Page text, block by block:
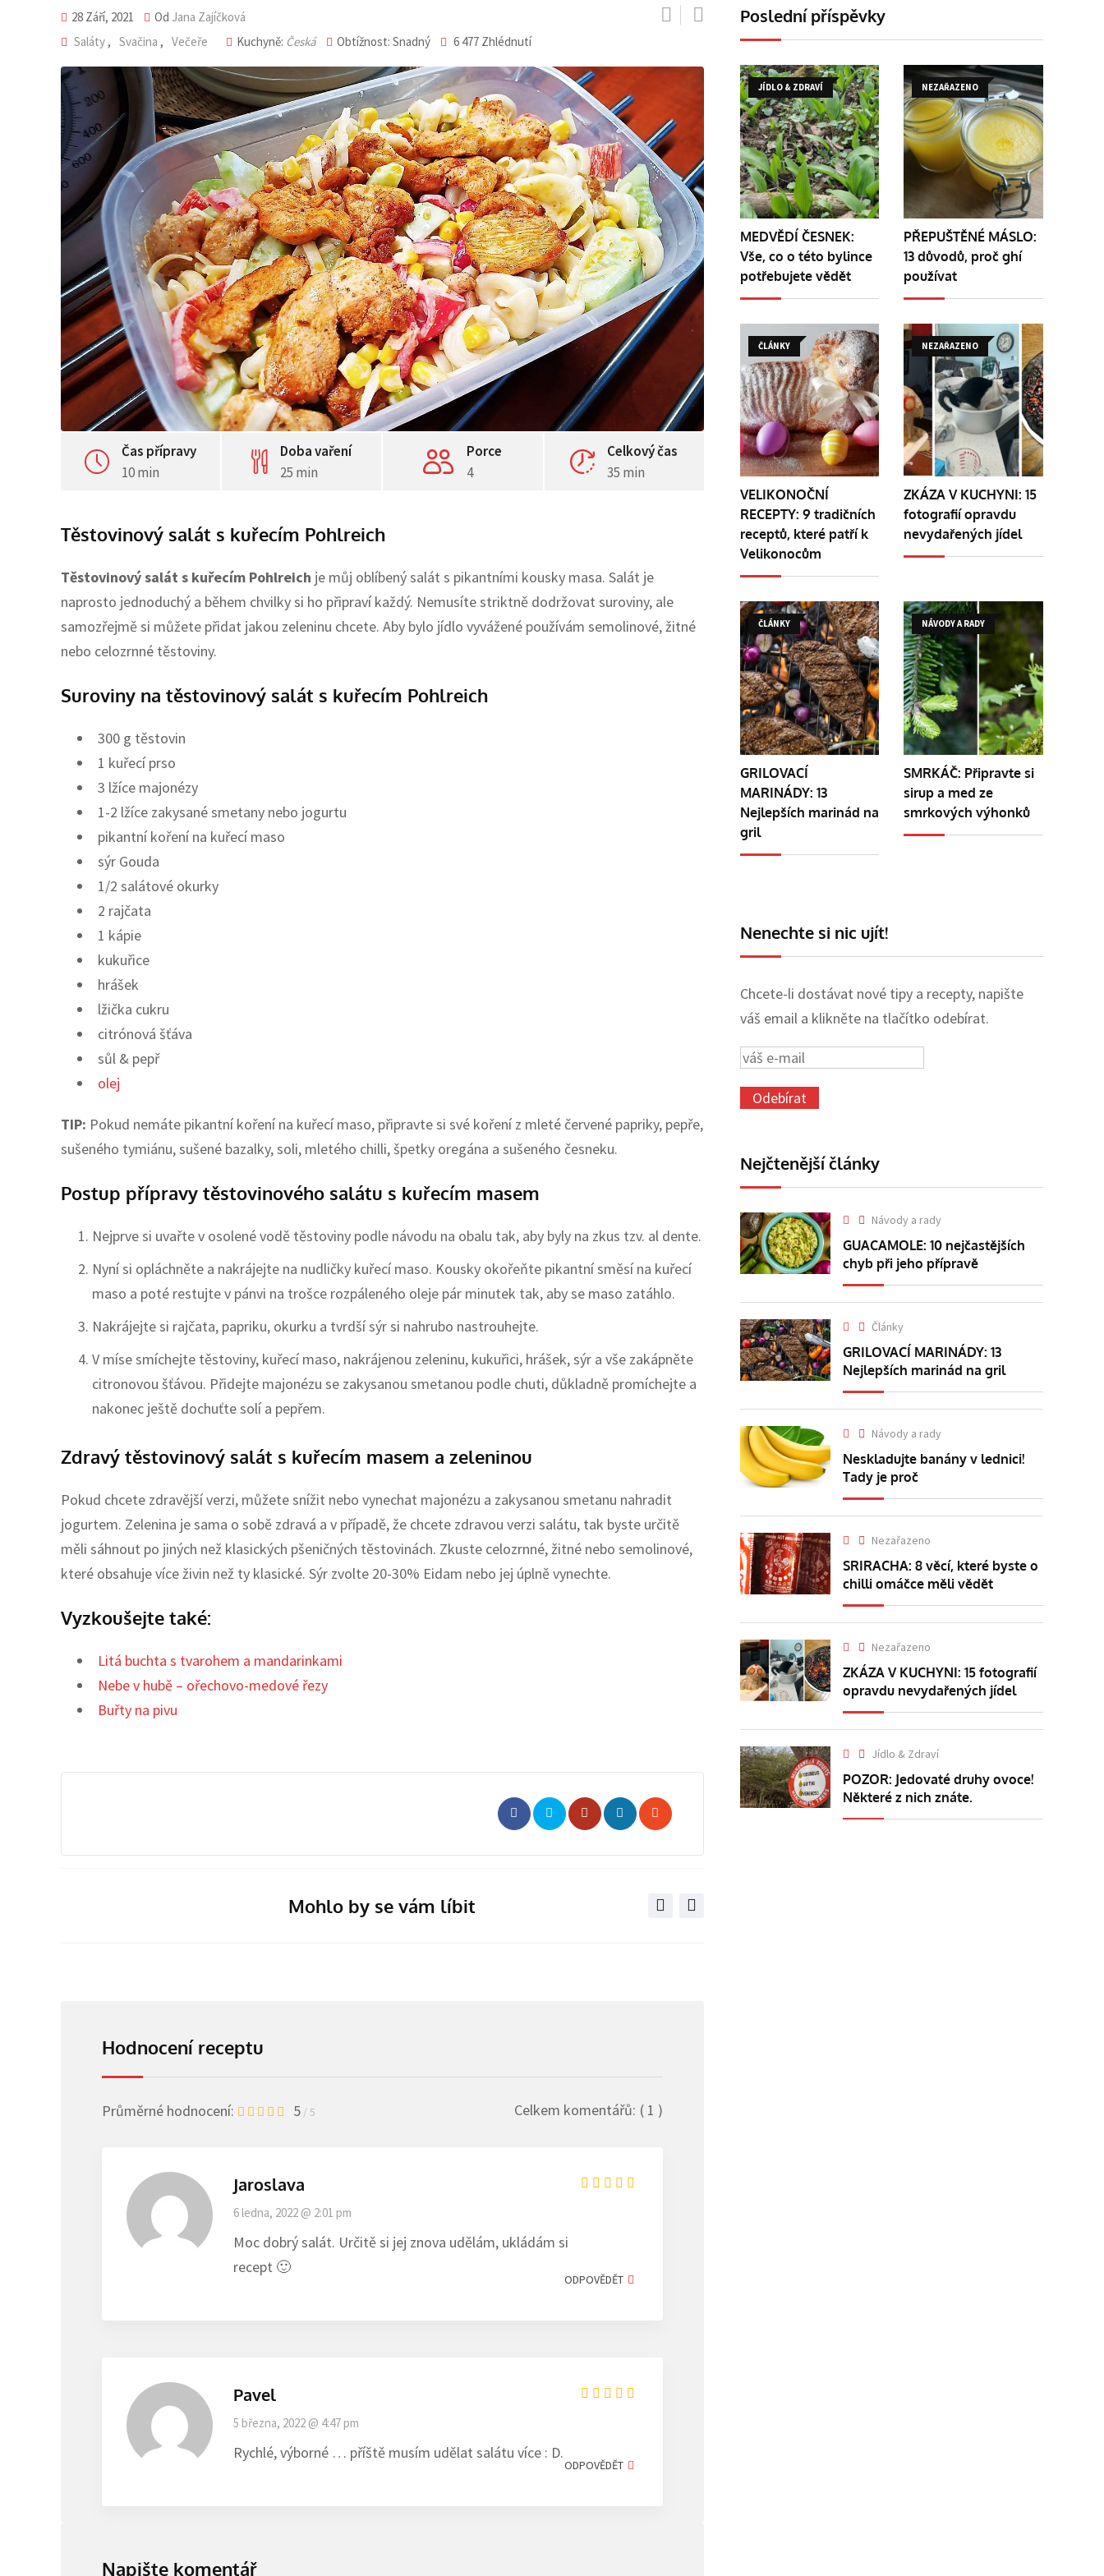
28 Září, 2021 Od Jana Zajíčková
Saláty, Svačina , Večeře Kuchyně: Česká Obtížnost: Snadný 6 477 Zhlédnutí
Čas přípravy
10 min
Doba vaření
25 min
Porce
4
Celkový čas
35 min
Těstovinový salát s kuřecím Pohlreich
Těstovinový salát s kuřecím Pohlreich je můj oblíbený salát s pikantními kousky masa. Salát je
naprosto jednoduchý a během chvilky si ho připraví každý. Nemusíte striktně dodržovat suroviny, ale
samozřejmě si můžete přidat jakou zeleninu chcete. Aby bylo jídlo vyvážené používám semolinové, žitné
nebo celozrnné těstoviny.
Suroviny na těstovinový salát s kuřecím Pohlreich
300 g těstovin
1 kuřecí prso
3 lžíce majonézy
1-2 lžíce zakysané smetany nebo jogurtu
pikantní koření na kuřecí maso
sýr Gouda
1/2 salátové okurky
2 rajčata
1 kápie
kukuřice
hrášek
lžička cukru
citrónová šťáva
sůl & pepř
olej
TIP: Pokud nemáte pikantní koření na kuřecí maso, připravte si své koření z mleté červené papriky, pepře,
sušeného tymiánu, sušené bazalky, soli, mletého chilli, špetky oregána a sušeného česneku.
Postup přípravy těstovinového salátu s kuřecím masem
Nejprve si uvařte v osolené vodě těstoviny podle návodu na obalu tak, aby byly na zkus tzv. al dente.
Nyní si opláchněte a nakrájejte na nudličky kuřecí maso. Kousky okořeňte pikantní směsí na kuřecí
maso a poté restujte v pánvi na trošce rozpáleného oleje pár minutek tak, aby se maso zatáhlo.
Nakrájejte si rajčata, papriku, okurku a tvrdší sýr si nahrubo nastrouhejte.
V míse smíchejte těstoviny, kuřecí maso, nakrájenou zeleninu, kukuřici, hrášek, sýr a vše zakápněte
citronovou šťávou. Přidejte majonézu se zakysanou smetanou podle chuti, důkladně promíchejte a
nakonec ještě dochuťte solí a pepřem.
Zdravý těstovinový salát s kuřecím masem a zeleninou
Pokud chcete zdravější verzi, můžete snížit nebo vynechat majonézu a zakysanou smetanu nahradit
jogurtem. Zelenina je sama o sobě zdravá a v případě, že chcete zdravou verzi salátu, tak byste určitě
měli sáhnout po jiných než klasických pšeničných těstovinách. Zkuste celozrnné, žitné nebo semolinové,
které obsahuje více živin než ty klasické. Sýr zvolte 20-30% Eidam nebo jej úplně vynechte.
Vyzkoušejte také:
Litá buchta s tvarohem a mandarinkami
Nebe v hubě – ořechovo-medové řezy
Buřty na pivu
WhatsappShare
Print
Mohlo by se vám líbit
Hodnocení receptu
Průměrné hodnocení: 5 / 5 Celkem komentářů: ( 1 )
Jaroslava
6 ledna, 2022 @ 2:01 pm
Moc dobrý salát. Určitě si jej znova udělám, ukládám si
recept 🙂
ODPOVĚDĚT
Pavel
5 března, 2022 @ 4:47 pm
Rychlé, výborné … příště musím udělat salátu více : D.
ODPOVĚDĚT
Napište komentář
Poslední příspěvky
JÍDLO & ZDRAVÍ
MEDVĚDÍ ČESNEK:
Vše, co o této bylince
potřebujete vědět
NEZAŘAZENO
PŘEPUŠTĚNÉ MÁSLO:
13 důvodů, proč ghí
používat
ČLÁNKY
VELIKONOČNÍ
RECEPTY: 9 tradičních
receptů, které patří k
Velikonocům
NEZAŘAZENO
ZKÁZA V KUCHYNI: 15
fotografií opravdu
nevydařených jídel
ČLÁNKY
GRILOVACÍ
MARINÁDY: 13
Nejlepších marinád na
gril
NÁVODY A RADY
SMRKÁČ: Připravte si
sirup a med ze
smrkových výhonků
Nenechte si nic ujít!
Chcete-li dostávat nové tipy a recepty, napište
váš email a klikněte na tlačítko odebírat.
Nejčtenější články
Návody a rady
GUACAMOLE: 10 nejčastějších
chyb při jeho přípravě
Články
GRILOVACÍ MARINÁDY: 13
Nejlepších marinád na gril
Návody a rady
Neskladujte banány v lednici!
Tady je proč
Nezařazeno
SRIRACHA: 8 věcí, které byste o
chilli omáčce měli vědět
Nezařazeno
ZKÁZA V KUCHYNI: 15 fotografií
opravdu nevydařených jídel
Jídlo & Zdraví
POZOR: Jedovaté druhy ovoce!
Některé z nich znáte.